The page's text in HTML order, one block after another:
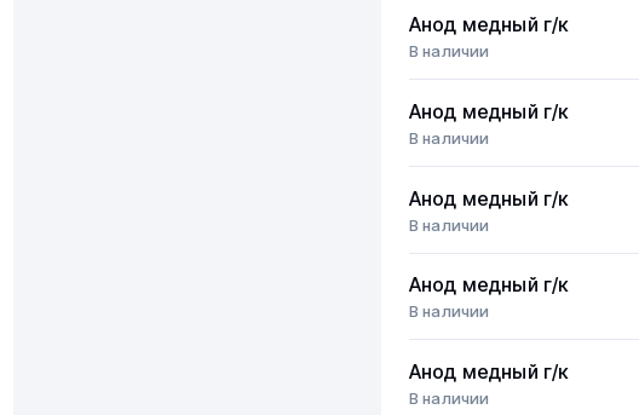
Анод медный г/к
В наличии
Анод медный г/к
В наличии
Анод медный г/к
В наличии
Анод медный г/к
В наличии
Анод медный г/к
В наличии